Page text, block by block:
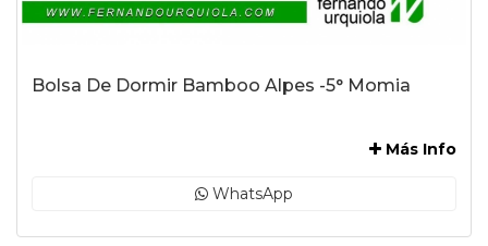
Bolsa De Dormir Bamboo Alpes -5° Momia
Más Info
WhatsApp